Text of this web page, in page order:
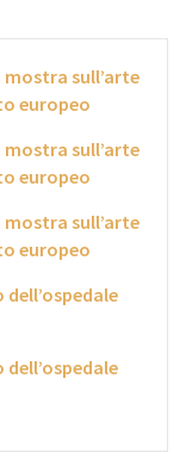
sull’arte
europeo
sull’arte
europeo
sull’arte
europeo